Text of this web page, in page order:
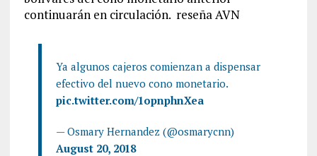
continuarán en circulación. reseña AVN
Ya algunos cajeros comienzan a dispensar
efectivo del nuevo cono monetario.
pic.twitter.com/1opnphnXea
— Osmary Hernandez (@osmarycnn)
August 20, 2018